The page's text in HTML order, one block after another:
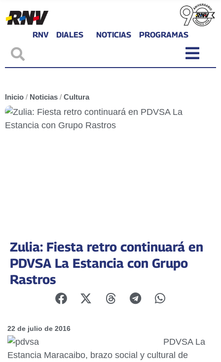
RNV DIALES NOTICIAS PROGRAMAS
Inicio / Noticias / Cultura
Zulia: Fiesta retro continuará en
PDVSA La Estancia con Grupo
Rastros
22 de julio de 2016
PDVSA La
Estancia Maracaibo, brazo social y cultural de